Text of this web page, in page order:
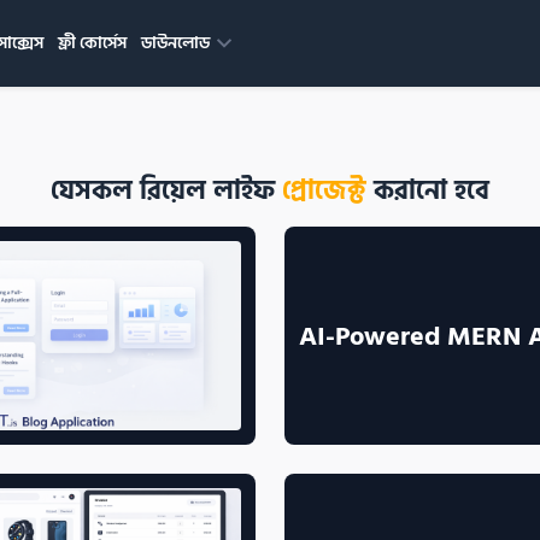
ফ্রী কোর্সেস ডাউনলোড
যেসকল রিয়েল লাইফপ্রোজেক্ট করানো হবে
AI-Powered MERN